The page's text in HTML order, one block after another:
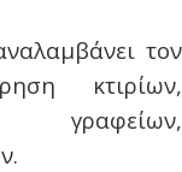
τον
κτιρίων,
γραφείων,